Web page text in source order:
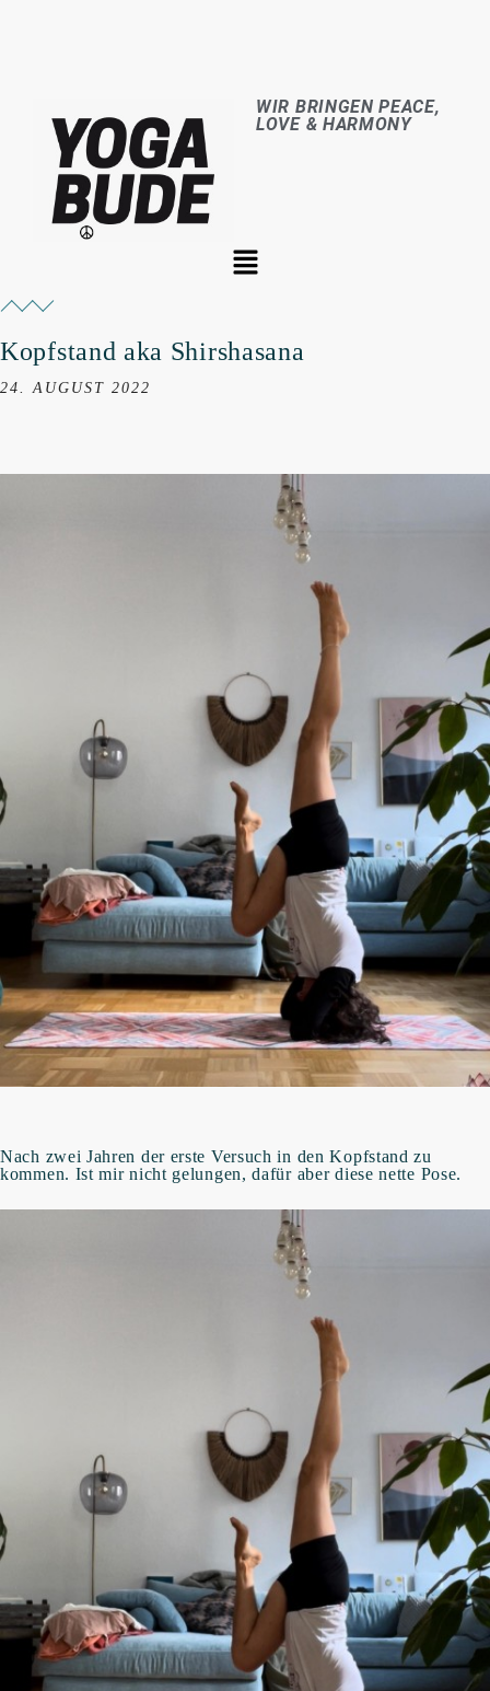
WIR BRINGEN PEACE,
LOVE & HARMONY
Kopfstand aka Shirshasana
24. AUGUST 2022
Nach zwei Jahren der erste Versuch in den Kopfstand zu
kommen. Ist mir nicht gelungen, dafür aber diese nette Pose.